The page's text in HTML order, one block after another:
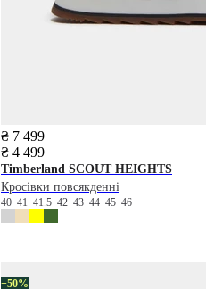
₴ 7 499
₴ 4 499
Timberland SCOUT HEIGHTS
Кросівки повсякденні
40 41 41.5 42 43 44 45 46
−50%